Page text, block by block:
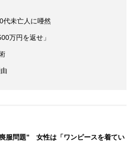
代未亡人に唖然
万円を返せ」
服問題” 女性は「ワンピースを着てい